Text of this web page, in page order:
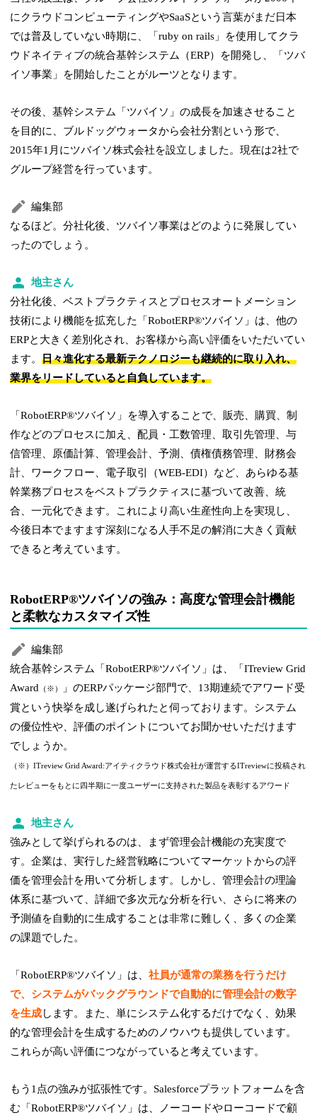
にクラウドコンピューティングやSaaSという言葉がまだ日本
では普及していない時期に、「ruby on rails」を使用してクラ
ウドネイティブの統合基幹システム（ERP）を開発し、「ツバ
イソ事業」を開始したことがルーツとなります。
その後、基幹システム「ツバイソ」の成長を加速させること
を目的に、ブルドッグウォータから会社分割という形で、
2015年1月にツバイソ株式会社を設立しました。現在は2社で
グループ経営を行っています。
編集部
なるほど。分社化後、ツバイソ事業はどのように発展してい
ったのでしょう。
地主さん
分社化後、ベストプラクティスとプロセスオートメーション
技術により機能を拡充した「RobotERP®ツバイソ」は、他の
ERPと大きく差別化され、お客様から高い評価をいただいてい
ます。日々進化する最新テクノロジーも継続的に取り入れ、
業界をリードしていると自負しています。
「RobotERP®ツバイソ」を導入することで、販売、購買、制
作などのプロセスに加え、配員・工数管理、取引先管理、与
信管理、原価計算、管理会計、予測、債権債務管理、財務会
計、ワークフロー、電子取引（WEB-EDI）など、あらゆる基
幹業務プロセスをベストプラクティスに基づいて改善、統
合、一元化できます。これにより高い生産性向上を実現し、
今後日本でますます深刻になる人手不足の解消に大きく貢献
できると考えています。
RobotERP®ツバイソの強み：高度な管理会計機能
と柔軟なカスタマイズ性
編集部
統合基幹システム「RobotERP®ツバイソ」は、「ITreview Grid
Award （※）
」のERPパッケージ部門で、13期連続でアワード受
賞という快挙を成し遂げられたと伺っております。システム
の優位性や、評価のポイントについてお聞かせいただけます
でしょうか。
（※）ITreview Grid Award:アイティクラウド株式会社が運営するITreviewに投稿され
たレビューをもとに四半期に一度ユーザーに支持された製品を表彰するアワード
地主さん
強みとして挙げられるのは、まず管理会計機能の充実度で
す。企業は、実行した経営戦略についてマーケットからの評
価を管理会計を用いて分析します。しかし、管理会計の理論
体系に基づいて、詳細で多次元な分析を行い、さらに将来の
予測値を自動的に生成することは非常に難しく、多くの企業
の課題でした。
「RobotERP®ツバイソ」は、社員が通常の業務を行うだけ
で、システムがバックグラウンドで自動的に管理会計の数字
を生成します。また、単にシステム化するだけでなく、効果
的な管理会計を生成するためのノウハウも提供しています。
これらが高い評価につながっていると考えています。
もう1点の強みが拡張性です。Salesforceプラットフォームを含
む「RobotERP®ツバイソ」は、ノーコードやローコードで顧